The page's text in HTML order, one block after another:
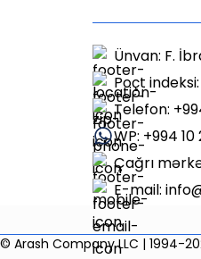
Ünvan: F.
Poçt
Telefon:
WP: +994
Çağrı
E-mail:
© Arash Company LLC | 1994-